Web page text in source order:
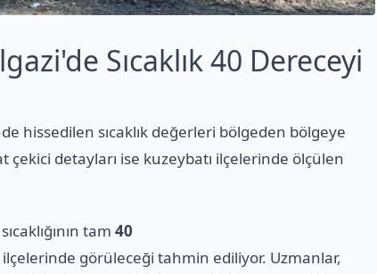
Sıcaklık 40 Dereceyi
hissedilen sıcaklık değerleri bölgeden bölgeye
çekici detayları ise kuzeybatı ilçelerinde ölçülen
tam 40
ilçelerinde görüleceği tahmin ediliyor. Uzmanlar,